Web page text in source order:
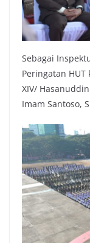
Sebagai
Peringatan HUT
XIV/
Imam Santoso,